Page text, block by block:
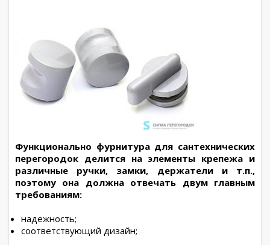
Функционально фурнитура для сантехнических
перегородок делится на элементы крепежа и
различные ручки, замки, держатели и т.п.,
поэтому она должна отвечать двум главным
требованиям:
надежность;
соответствующий дизайн;